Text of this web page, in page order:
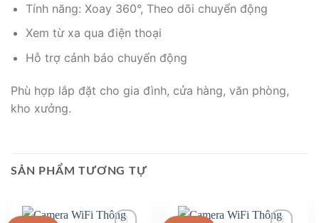
Tính năng: Xoay 360°, Theo dõi chuyển động
Xem từ xa qua điện thoại
Hỗ trợ cảnh báo chuyển động
Phù hợp lắp đặt cho gia đình, cửa hàng, văn phòng,
kho xưởng.
SẢN PHẨM TƯƠNG TỰ